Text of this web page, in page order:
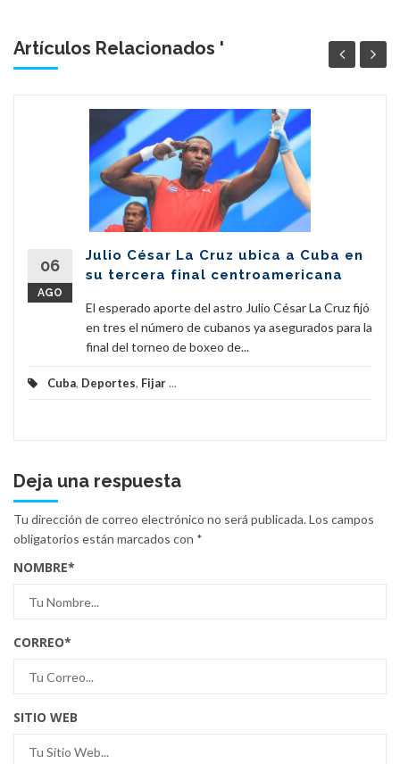
Artículos Relacionados '
06
AGO
Julio César La Cruz ubica a Cuba en
su tercera final centroamericana
El esperado aporte del astro Julio César La Cruz fijó
en tres el número de cubanos ya asegurados para la
final del torneo de boxeo de...
Cuba, Deportes, Fijar...
Deja una respuesta
Tu dirección de correo electrónico no será publicada.Los campos
obligatorios están marcados con *
NOMBRE*
CORREO*
SITIO WEB